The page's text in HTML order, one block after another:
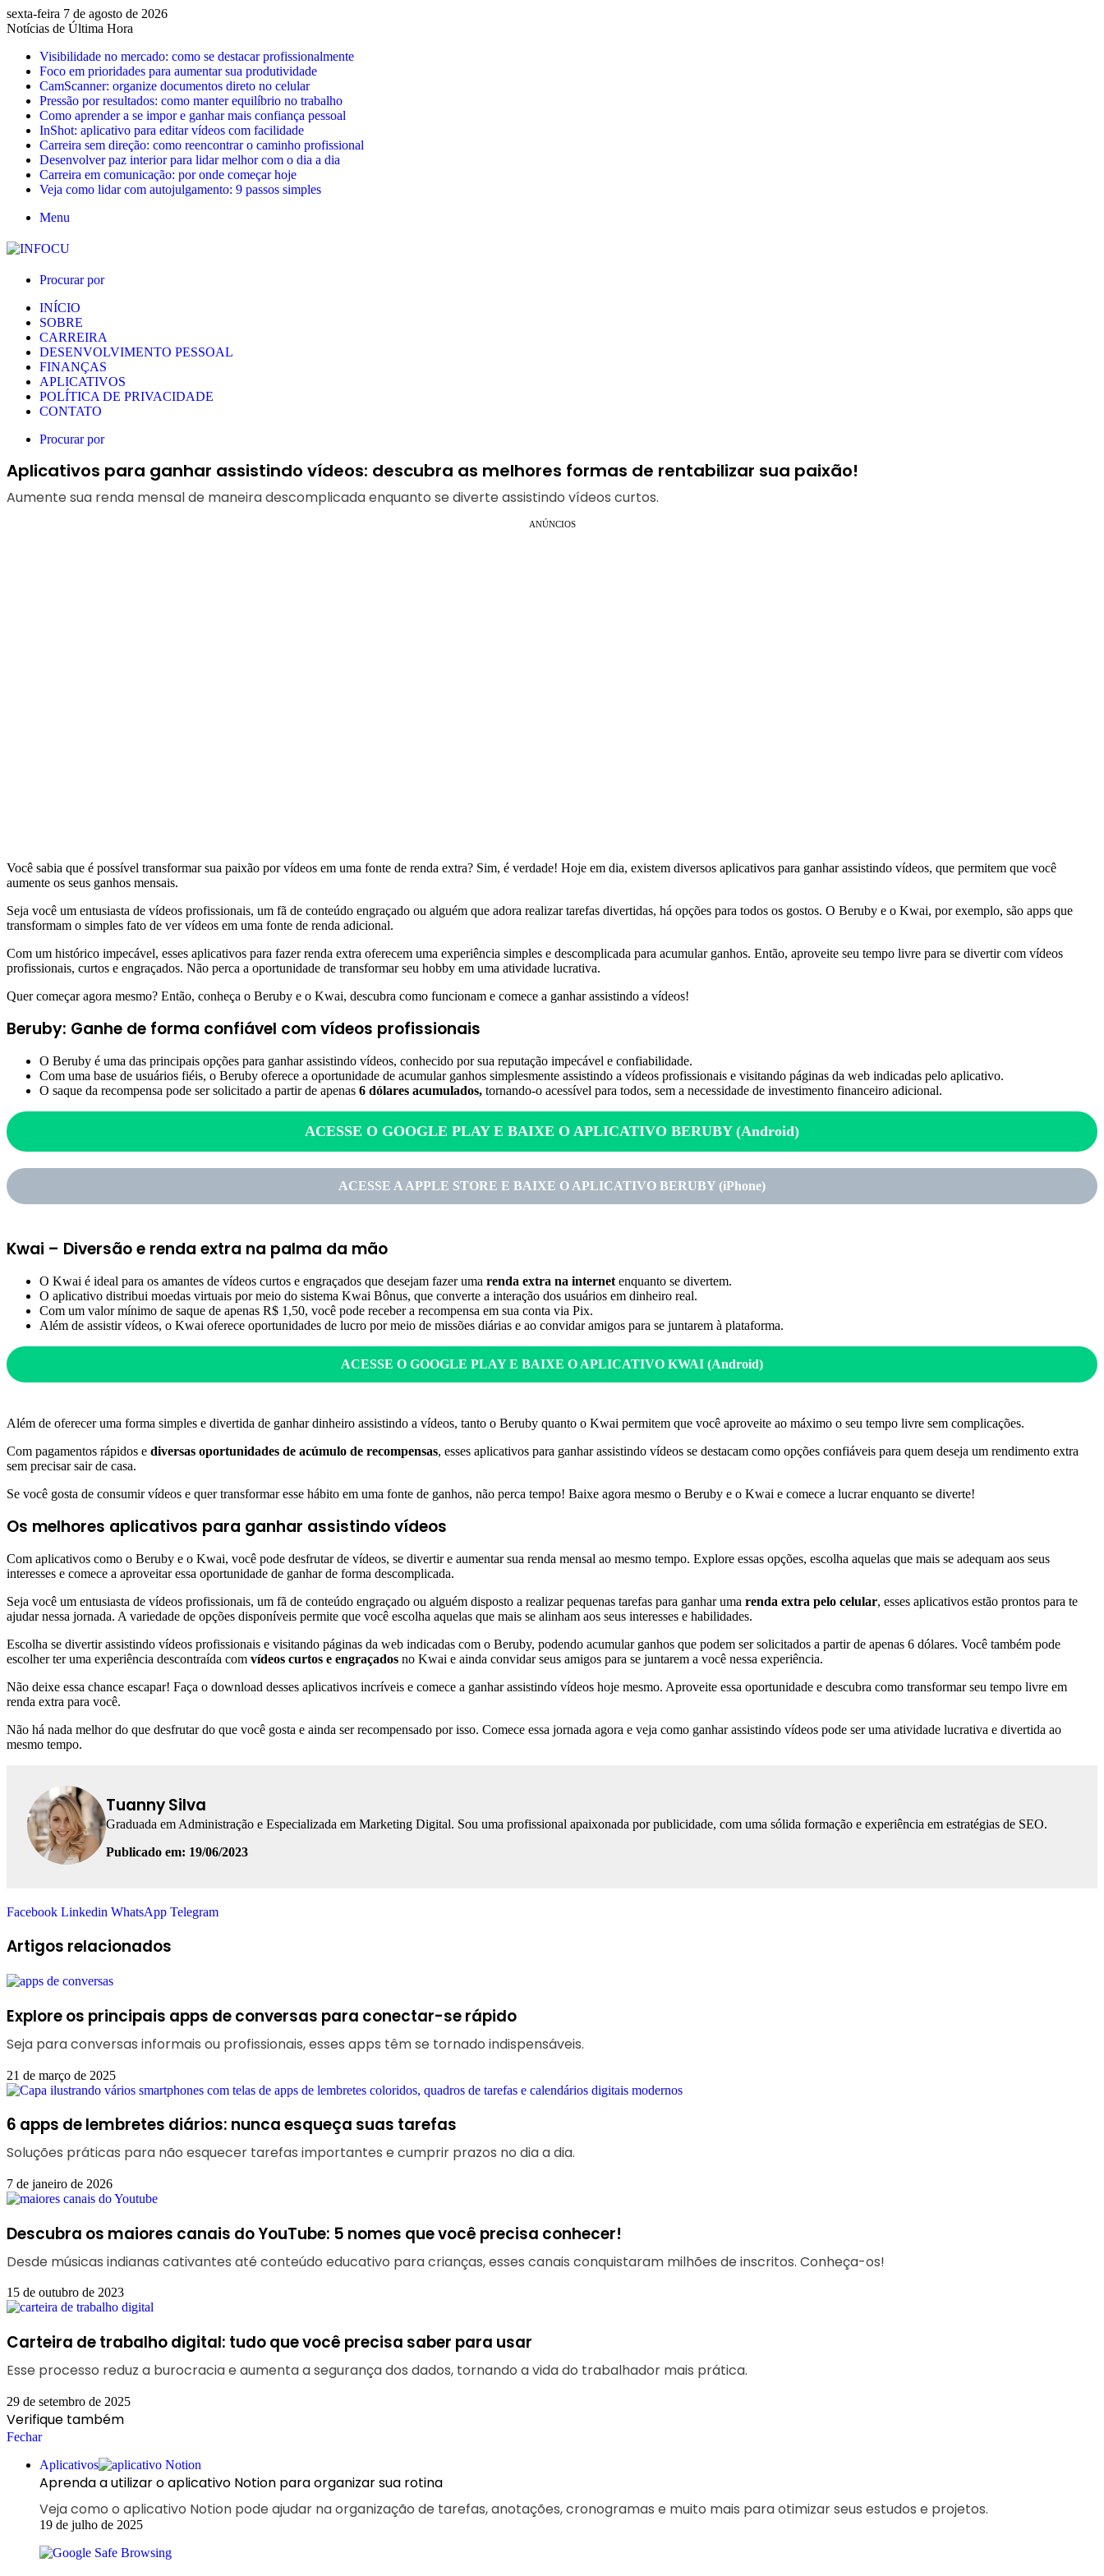
sexta-feira 7 de agosto de 2026
Notícias de Última Hora
Visibilidade no mercado: como se destacar profissionalmente
Foco em prioridades para aumentar sua produtividade
CamScanner: organize documentos direto no celular
Pressão por resultados: como manter equilíbrio no trabalho
Como aprender a se impor e ganhar mais confiança pessoal
InShot: aplicativo para editar vídeos com facilidade
Carreira sem direção: como reencontrar o caminho profissional
Desenvolver paz interior para lidar melhor com o dia a dia
Carreira em comunicação: por onde começar hoje
Veja como lidar com autojulgamento: 9 passos simples
Menu
Procurar por
INÍCIO
SOBRE
CARREIRA
DESENVOLVIMENTO PESSOAL
FINANÇAS
APLICATIVOS
POLÍTICA DE PRIVACIDADE
CONTATO
Procurar por
Aplicativos para ganhar assistindo vídeos: descubra as melhores formas de rentabilizar sua paixão!
Aumente sua renda mensal de maneira descomplicada enquanto se diverte assistindo vídeos curtos.
ANÚNCIOS
Você sabia que é possível transformar sua paixão por vídeos em uma fonte de renda extra? Sim, é verdade! Hoje em dia, existem diversos aplicativos para ganhar assistindo vídeos, que permitem que você
aumente os seus ganhos mensais.
Seja você um entusiasta de vídeos profissionais, um fã de conteúdo engraçado ou alguém que adora realizar tarefas divertidas, há opções para todos os gostos. O Beruby e o Kwai, por exemplo, são apps que
transformam o simples fato de ver vídeos em uma fonte de renda adicional.
Com um histórico impecável, esses aplicativos para fazer renda extra oferecem uma experiência simples e descomplicada para acumular ganhos. Então, aproveite seu tempo livre para se divertir com vídeos
profissionais, curtos e engraçados. Não perca a oportunidade de transformar seu hobby em uma atividade lucrativa.
Quer começar agora mesmo? Então, conheça o Beruby e o Kwai, descubra como funcionam e comece a ganhar assistindo a vídeos!
Beruby: Ganhe de forma confiável com vídeos profissionais
O Beruby é uma das principais opções para ganhar assistindo vídeos, conhecido por sua reputação impecável e confiabilidade.
Com uma base de usuários fiéis, o Beruby oferece a oportunidade de acumular ganhos simplesmente assistindo a vídeos profissionais e visitando páginas da web indicadas pelo aplicativo.
O saque da recompensa pode ser solicitado a partir de apenas 6 dólares acumulados, tornando-o acessível para todos, sem a necessidade de investimento financeiro adicional.
ACESSE O GOOGLE PLAY E BAIXE O APLICATIVO BERUBY (Android)
ACESSE A APPLE STORE E BAIXE O APLICATIVO BERUBY (iPhone)
Kwai – Diversão e renda extra na palma da mão
O Kwai é ideal para os amantes de vídeos curtos e engraçados que desejam fazer uma renda extra na internet enquanto se divertem.
O aplicativo distribui moedas virtuais por meio do sistema Kwai Bônus, que converte a interação dos usuários em dinheiro real.
Com um valor mínimo de saque de apenas R$ 1,50, você pode receber a recompensa em sua conta via Pix.
Além de assistir vídeos, o Kwai oferece oportunidades de lucro por meio de missões diárias e ao convidar amigos para se juntarem à plataforma.
ACESSE O GOOGLE PLAY E BAIXE O APLICATIVO KWAI (Android)
Além de oferecer uma forma simples e divertida de ganhar dinheiro assistindo a vídeos, tanto o Beruby quanto o Kwai permitem que você aproveite ao máximo o seu tempo livre sem complicações.
Com pagamentos rápidos e diversas oportunidades de acúmulo de recompensas, esses aplicativos para ganhar assistindo vídeos se destacam como opções confiáveis para quem deseja um rendimento extra
sem precisar sair de casa.
Se você gosta de consumir vídeos e quer transformar esse hábito em uma fonte de ganhos, não perca tempo! Baixe agora mesmo o Beruby e o Kwai e comece a lucrar enquanto se diverte!
Os melhores aplicativos para ganhar assistindo vídeos
Com aplicativos como o Beruby e o Kwai, você pode desfrutar de vídeos, se divertir e aumentar sua renda mensal ao mesmo tempo. Explore essas opções, escolha aquelas que mais se adequam aos seus
interesses e comece a aproveitar essa oportunidade de ganhar de forma descomplicada.
Seja você um entusiasta de vídeos profissionais, um fã de conteúdo engraçado ou alguém disposto a realizar pequenas tarefas para ganhar uma renda extra pelo celular, esses aplicativos estão prontos para te
ajudar nessa jornada. A variedade de opções disponíveis permite que você escolha aquelas que mais se alinham aos seus interesses e habilidades.
Escolha se divertir assistindo vídeos profissionais e visitando páginas da web indicadas com o Beruby, podendo acumular ganhos que podem ser solicitados a partir de apenas 6 dólares. Você também pode
escolher ter uma experiência descontraída com vídeos curtos e engraçados no Kwai e ainda convidar seus amigos para se juntarem a você nessa experiência.
Não deixe essa chance escapar! Faça o download desses aplicativos incríveis e comece a ganhar assistindo vídeos hoje mesmo. Aproveite essa oportunidade e descubra como transformar seu tempo livre em
renda extra para você.
Não há nada melhor do que desfrutar do que você gosta e ainda ser recompensado por isso. Comece essa jornada agora e veja como ganhar assistindo vídeos pode ser uma atividade lucrativa e divertida ao
mesmo tempo.
Tuanny Silva
Graduada em Administração e Especializada em Marketing Digital. Sou uma profissional apaixonada por publicidade, com uma sólida formação e experiência em estratégias de SEO.
Publicado em: 19/06/2023
Facebook Linkedin WhatsApp Telegram
Artigos relacionados
Explore os principais apps de conversas para conectar-se rápido
Seja para conversas informais ou profissionais, esses apps têm se tornado indispensáveis.
21 de março de 2025
6 apps de lembretes diários: nunca esqueça suas tarefas
Soluções práticas para não esquecer tarefas importantes e cumprir prazos no dia a dia.
7 de janeiro de 2026
Descubra os maiores canais do YouTube: 5 nomes que você precisa conhecer!
Desde músicas indianas cativantes até conteúdo educativo para crianças, esses canais conquistaram milhões de inscritos. Conheça-os!
15 de outubro de 2023
Carteira de trabalho digital: tudo que você precisa saber para usar
Esse processo reduz a burocracia e aumenta a segurança dos dados, tornando a vida do trabalhador mais prática.
29 de setembro de 2025
Verifique também
Fechar
Aplicativos
Aprenda a utilizar o aplicativo Notion para organizar sua rotina
Veja como o aplicativo Notion pode ajudar na organização de tarefas, anotações, cronogramas e muito mais para otimizar seus estudos e projetos.
19 de julho de 2025